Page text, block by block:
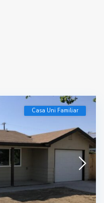
Casa Uni Familiar